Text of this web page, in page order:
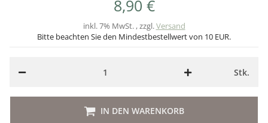
8,90 €
inkl. 7% MwSt. , zzgl.Versand
Bitte beachten Sie den Mindestbestellwert von 10 EUR.
Stk.
IN DEN WARENKORB